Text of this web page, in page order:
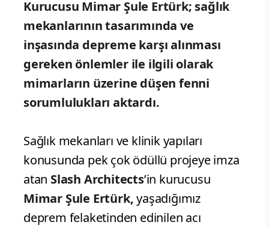
Kurucusu Mimar Şule Ertürk; sağlık
mekanlarının tasarımında ve
inşasında depreme karşı alınması
gereken önlemler ile ilgili olarak
mimarların üzerine düşen fenni
sorumlulukları aktardı.
Sağlık mekanları ve klinik yapıları
konusunda pek çok ödüllü projeye imza
atan Slash Architects’in kurucusu
Mimar Şule Ertürk,yaşadığımız
deprem felaketinden edinilen acı